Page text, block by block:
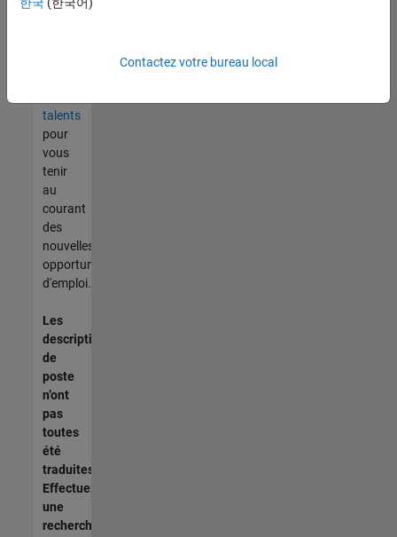
à vos
talents
pour
vous
tenir
au
courant
des
nouvelles
opportunités
d'emploi.
Les
descriptions
de
poste
n’ont
pas
toutes
été
traduites.
Effectuez
une
recherche
한국 (한국어)
Contactez votre bureau local